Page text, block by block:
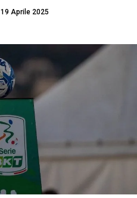
19 Aprile 2025